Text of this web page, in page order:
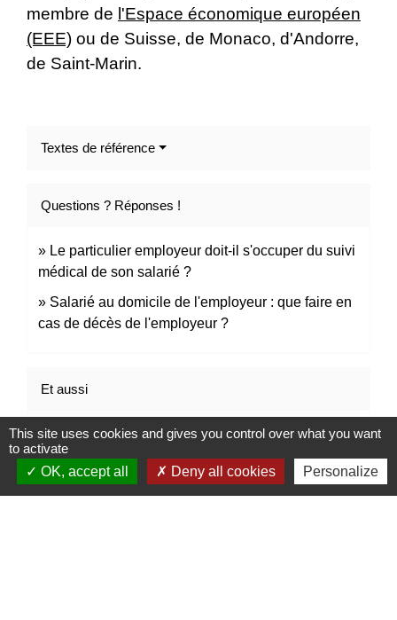
membre de l'Espace économique européen
(EEE) ou de Suisse, de Monaco, d'Andorre,
de Saint-Marin.
Textes de référence
Questions ? Réponses !
Le particulier employeur doit-il s'occuper du suivi
médical de son salarié ?
Salarié au domicile de l'employeur : que faire en
cas de décès de l'employeur ?
Et aussi
Entrée d'un étranger en France
Étranger - Europe
Particulier employeur : aide à domicile (services à
la personne)
This site uses cookies and gives you control over what you want
to activate
OK, accept all
Deny all cookies Personalize